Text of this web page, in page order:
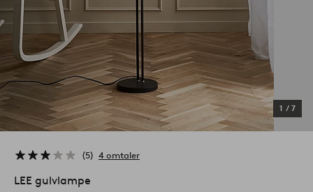
1 / 7
5 4 omtaler
LEE gulvlampe